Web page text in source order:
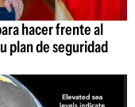
hacer frente al
plan de seguridad